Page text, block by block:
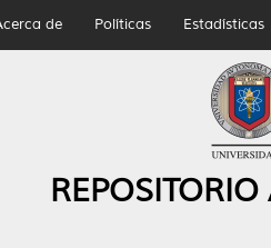
de Políticas Estadísticas